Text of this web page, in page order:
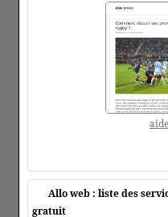
Allo web : liste des
gratuit